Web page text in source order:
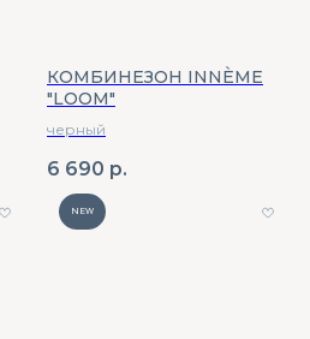
КОМБИНЕЗОН INNÈME
"LOOM"
черный
6 690 р.
NEW